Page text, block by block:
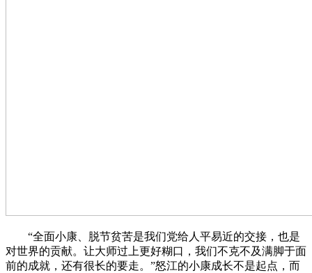
“全面小康、脱节贫苦是我们党给人平易近的交接，也是
对世界的贡献。让大师过上更好糊口，我们不克不及满脚于面
前的成就，还有很长的要走。”怒江的小康成长不是起点，而